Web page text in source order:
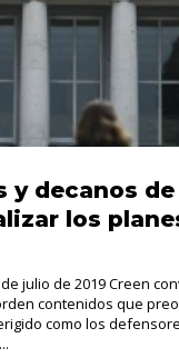
y decanos
los
julio de 2019 Creen
contenidos que
como los